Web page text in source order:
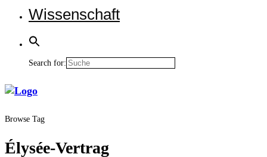
Wis­sen­schaft
Search for:
Browse Tag
Élysée-Vertrag